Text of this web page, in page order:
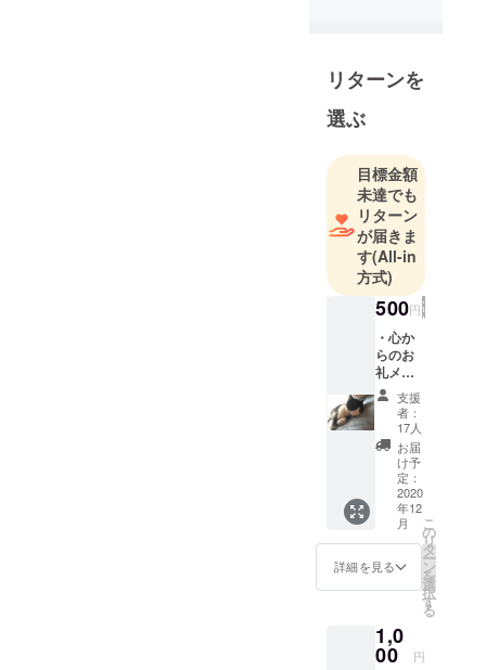
リターンを
選ぶ
目標金額
未達でも
リターン
が届きま
す(All-in
方式)
500円
・心か
らのお
礼メー
ル ・写
真1枚添
付（ラ
ンダ
ム） ・
「活動
報告」
機能を
使い、
経過報
告をい
たしま
す。
支援
者：
17人
お届
け予
定：
2020
年12
月
詳細を見る
こ
の
リ
タ
ー
ン
を
選
択
す
る
1,0
00 円